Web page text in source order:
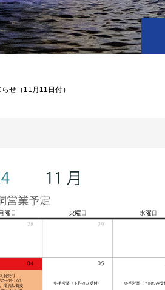
せ（11月11日付）